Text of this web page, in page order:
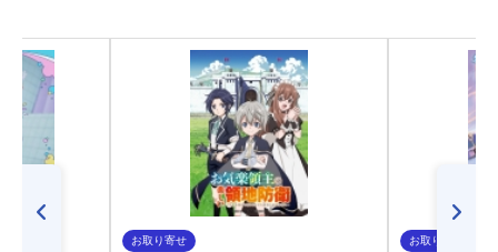
お取り寄せ お取り寄せ